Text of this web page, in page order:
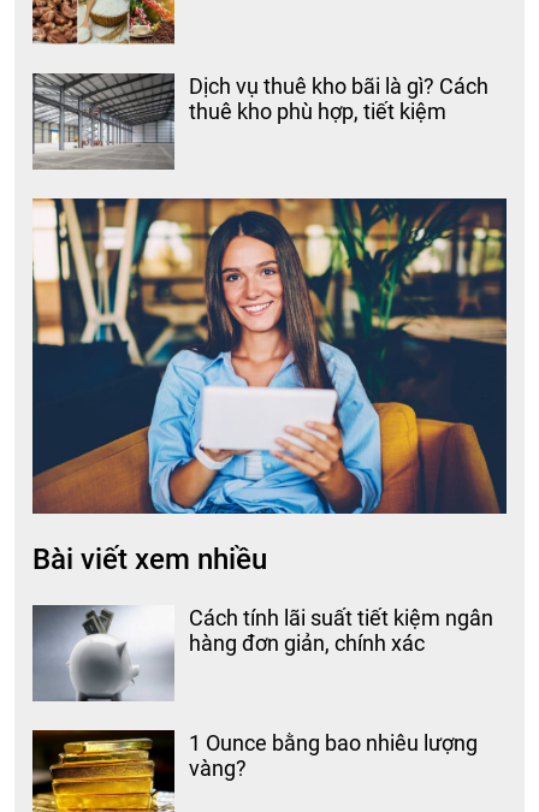
Dịch vụ thuê kho bãi là gì? Cách
thuê kho phù hợp, tiết kiệm
Bài viết xem nhiều
Cách tính lãi suất tiết kiệm ngân
hàng đơn giản, chính xác
1 Ounce bằng bao nhiêu lượng
vàng?